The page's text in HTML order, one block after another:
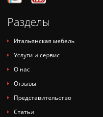
Разделы
Итальянская мебель
Услуги и сервис
О нас
Отзывы
Представительство
Статьи